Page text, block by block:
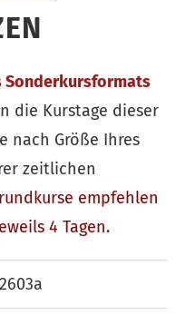
Sonderkursformats
die Kurstage dieser
nach Größe Ihres
zeitlichen
empfehlen
4 Tagen.